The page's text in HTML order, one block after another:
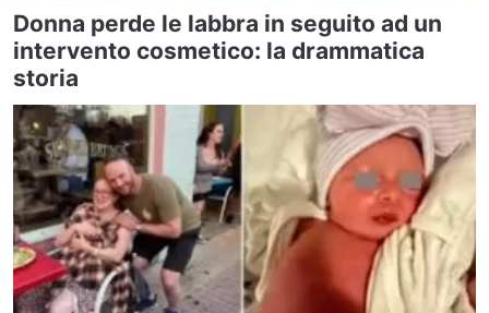
Donna perde le labbra in seguito ad un
intervento cosmetico: la drammatica
storia